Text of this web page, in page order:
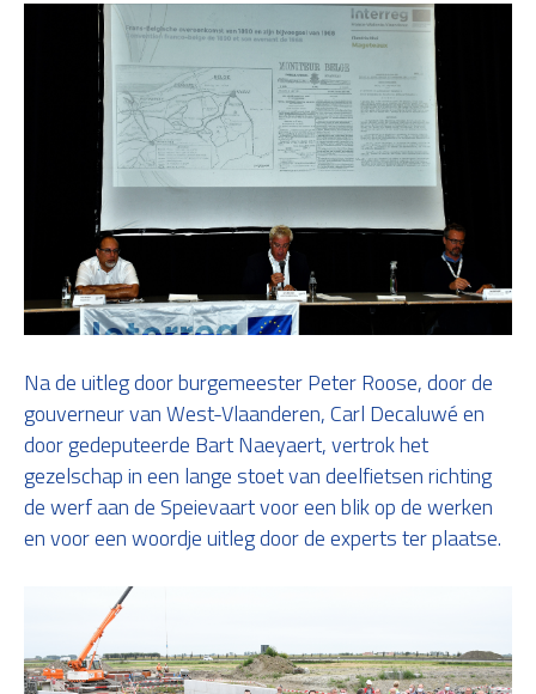
Na de uitleg door burgemeester Peter Roose, door de
gouverneur van West-Vlaanderen, Carl Decaluwé en
door gedeputeerde Bart Naeyaert, vertrok het
gezelschap in een lange stoet van deelfietsen richting
de werf aan de Speievaart voor een blik op de werken
en voor een woordje uitleg door de experts ter plaatse.